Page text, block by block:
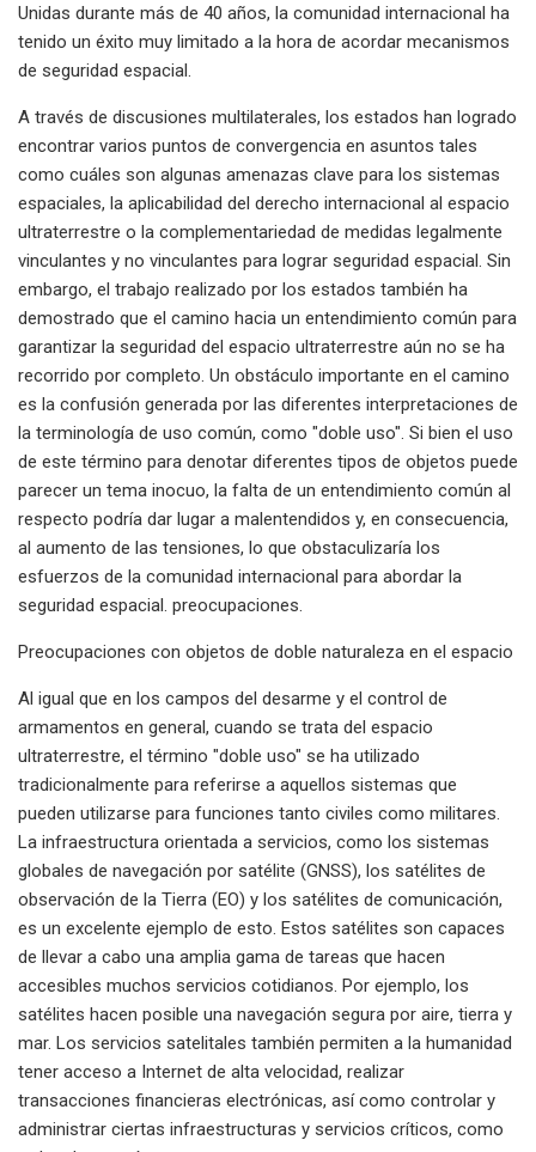
Unidas durante más de 40 años, la comunidad internacional ha
tenido un éxito muy limitado a la hora de acordar mecanismos
de seguridad espacial.
A través de discusiones multilaterales, los estados han logrado
encontrar varios puntos de convergencia en asuntos tales
como cuáles son algunas amenazas clave para los sistemas
espaciales, la aplicabilidad del derecho internacional al espacio
ultraterrestre o la complementariedad de medidas legalmente
vinculantes y no vinculantes para lograr seguridad espacial. Sin
embargo, el trabajo realizado por los estados también ha
demostrado que el camino hacia un entendimiento común para
garantizar la seguridad del espacio ultraterrestre aún no se ha
recorrido por completo. Un obstáculo importante en el camino
es la confusión generada por las diferentes interpretaciones de
la terminología de uso común, como "doble uso". Si bien el uso
de este término para denotar diferentes tipos de objetos puede
parecer un tema inocuo, la falta de un entendimiento común al
respecto podría dar lugar a malentendidos y, en consecuencia,
al aumento de las tensiones, lo que obstaculizaría los
esfuerzos de la comunidad internacional para abordar la
seguridad espacial. preocupaciones.
Preocupaciones con objetos de doble naturaleza en el espacio
Al igual que en los campos del desarme y el control de
armamentos en general, cuando se trata del espacio
ultraterrestre, el término "doble uso" se ha utilizado
tradicionalmente para referirse a aquellos sistemas que
pueden utilizarse para funciones tanto civiles como militares.
La infraestructura orientada a servicios, como los sistemas
globales de navegación por satélite (GNSS), los satélites de
observación de la Tierra (EO) y los satélites de comunicación,
es un excelente ejemplo de esto. Estos satélites son capaces
de llevar a cabo una amplia gama de tareas que hacen
accesibles muchos servicios cotidianos. Por ejemplo, los
satélites hacen posible una navegación segura por aire, tierra y
mar. Los servicios satelitales también permiten a la humanidad
tener acceso a Internet de alta velocidad, realizar
transacciones financieras electrónicas, así como controlar y
administrar ciertas infraestructuras y servicios críticos, como